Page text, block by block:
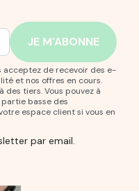
vous abonner à notre
acceptez de recevoir des e-
et nos offres en cours.
des tiers. Vous pouvez à
basse des
espace client si vous en
par email.